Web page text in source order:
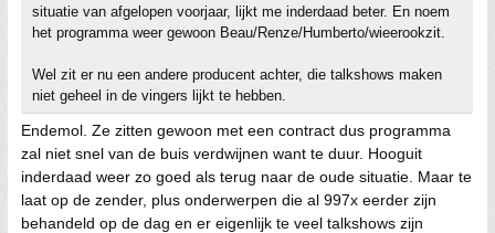
situatie van afgelopen voorjaar, lijkt me inderdaad beter. En noem
het programma weer gewoon Beau/Renze/Humberto/wieerookzit.
Wel zit er nu een andere producent achter, die talkshows maken
niet geheel in de vingers lijkt te hebben.
Endemol. Ze zitten gewoon met een contract dus programma
zal niet snel van de buis verdwijnen want te duur. Hooguit
inderdaad weer zo goed als terug naar de oude situatie. Maar te
laat op de zender, plus onderwerpen die al 997x eerder zijn
behandeld op de dag en er eigenlijk te veel talkshows zijn